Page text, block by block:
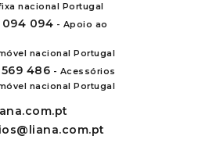
nacional Portugal
094 094 - Apoio ao
nacional Portugal
486 - Acessórios
nacional Portugal